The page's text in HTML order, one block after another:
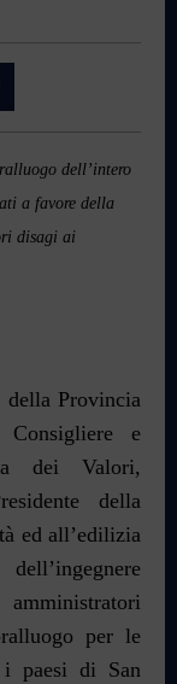
dell’intero
a favore della
disagi ai
Provincia
e
dei Valori,
della
ed all’edilizia
per le
i paesi di San